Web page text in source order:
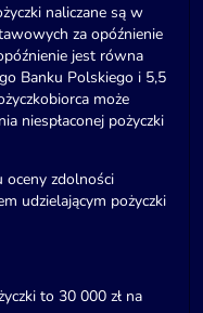
naliczane są w
za opóźnienie
jest równa
Banku Polskiego i 5,5
może
niespłaconej pożyczki
oceny zdolności
udzielającym pożyczki
to 30 000 zł na